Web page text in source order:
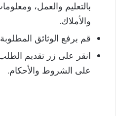
بالتعليم والعمل،
والأملاك.
قم برفع الوثائق
انقر على زر تقديم
على الشروط والأحكام.